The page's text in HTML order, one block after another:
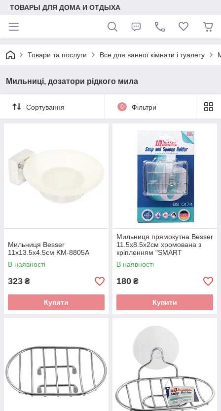
ТОВАРЫ ДЛЯ ДОМА И ОТДЫХА
Товари та послуги Все для ванної кімнати і туалету
Мильниці, дозатори рідкого мила
Сортування 0 Фільтри
Мильниця Besser
11х13.5х4.5см KM-8805A
В наявності
323 ₴
Купити
Мильниця прямокутна Besser
11.5х8.5х2см хромована з
кріпленням "SMART
STICKER" KM-0174
В наявності
180 ₴
Купити